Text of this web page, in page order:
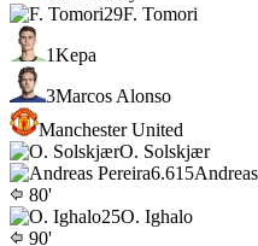
29F. Tomori
1Kepa
3Marcos Alonso
Manchester United
O. Solskjær
6.615
80'
25O. Ighalo
90'